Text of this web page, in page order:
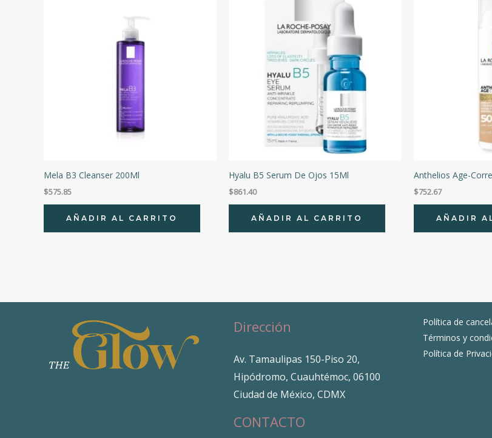
Mela B3 Cleanser 200Ml
$575.85
AÑADIR AL CARRITO
Hyalu B5 Serum De Ojos 15Ml
$861.40
AÑADIR AL CARRITO
Anthelios Age-
$752.67
AÑADIR
Dirección
Av. Tamaulipas 150-Piso 20,
Hipódromo, Cuauhtémoc, 06100
Ciudad de México, CDMX
CONTACTO
Política de
Términos y
Política de